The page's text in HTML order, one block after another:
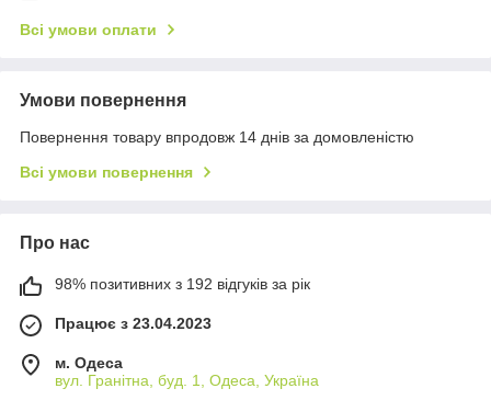
Всі умови оплати
Умови повернення
Повернення товару впродовж 14 днів за домовленістю
Всі умови повернення
Про нас
98% позитивних з 192 відгуків за рік
Працює з 23.04.2023
м. Одеса
вул. Гранітна, буд. 1, Одеса, Україна